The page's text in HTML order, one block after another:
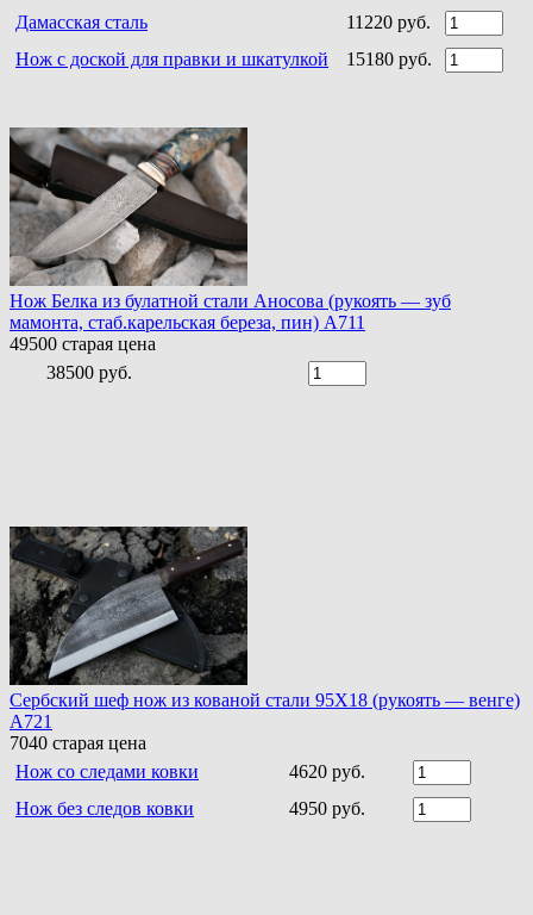
Дамасская сталь
11220 руб.
Нож с доской для правки и шкатулкой
15180 руб.
Нож Белка из булатной стали Аносова (рукоять — зуб
мамонта, стаб.карельская береза, пин) A711
49500 старая цена
38500 руб.
Сербский шеф нож из кованой стали 95Х18 (рукоять — венге)
A721
7040 старая цена
Нож со следами ковки
4620 руб.
Нож без следов ковки
4950 руб.